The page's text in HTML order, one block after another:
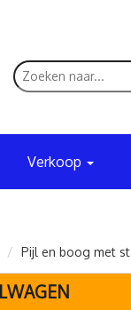
Verkoop
Pijl en boog met